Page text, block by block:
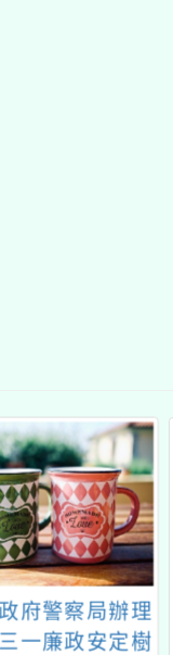
府警察局辦理
三一廉政安定樹